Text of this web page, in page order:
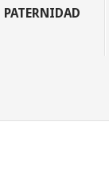
PATERNIDAD